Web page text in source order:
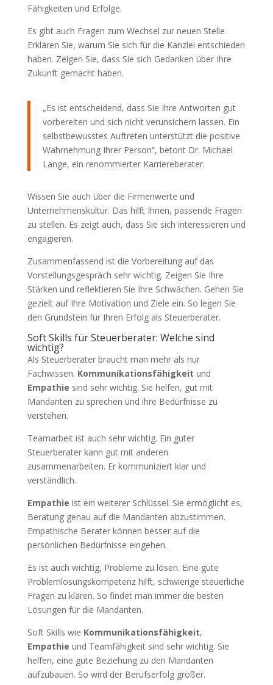
Fähigkeiten und Erfolge.
Es gibt auch Fragen zum Wechsel zur neuen Stelle.
Erklären Sie, warum Sie sich für die Kanzlei entschieden
haben. Zeigen Sie, dass Sie sich Gedanken über Ihre
Zukunft gemacht haben.
„Es ist entscheidend, dass Sie Ihre Antworten gut
vorbereiten und sich nicht verunsichern lassen. Ein
selbstbewusstes Auftreten unterstützt die positive
Wahrnehmung Ihrer Person“, betont Dr. Michael
Lange, ein renommierter Karriereberater.
Wissen Sie auch über die Firmenwerte und
Unternehmenskultur. Das hilft Ihnen, passende Fragen
zu stellen. Es zeigt auch, dass Sie sich interessieren und
engagieren.
Zusammenfassend ist die Vorbereitung auf das
Vorstellungsgespräch sehr wichtig. Zeigen Sie Ihre
Stärken und reflektieren Sie Ihre Schwächen. Gehen Sie
gezielt auf Ihre Motivation und Ziele ein. So legen Sie
den Grundstein für Ihren Erfolg als Steuerberater.
Soft Skills für Steuerberater: Welche sind
wichtig?
Als Steuerberater braucht man mehr als nur
Fachwissen. Kommunikationsfähigkeit und
Empathie sind sehr wichtig. Sie helfen, gut mit
Mandanten zu sprechen und ihre Bedürfnisse zu
verstehen.
Teamarbeit ist auch sehr wichtig. Ein guter
Steuerberater kann gut mit anderen
zusammenarbeiten. Er kommuniziert klar und
verständlich.
Empathie ist ein weiterer Schlüssel. Sie ermöglicht es,
Beratung genau auf die Mandanten abzustimmen.
Empathische Berater können besser auf die
persönlichen Bedürfnisse eingehen.
Es ist auch wichtig, Probleme zu lösen. Eine gute
Problemlösungskompetenz hilft, schwierige steuerliche
Fragen zu klären. So findet man immer die besten
Lösungen für die Mandanten.
Soft Skills wie Kommunikationsfähigkeit,
Empathie und Teamfähigkeit sind sehr wichtig. Sie
helfen, eine gute Beziehung zu den Mandanten
aufzubauen. So wird der Berufserfolg größer.